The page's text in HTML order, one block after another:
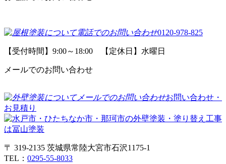
0120-978-825
【受付時間】9:00～18:00 【定休日】水曜日
メールでのお問い合わせ
お問い合わせ・
お見積り
〒 319-2135 茨城県常陸大宮市石沢1175-1
TEL： 0295-55-8033